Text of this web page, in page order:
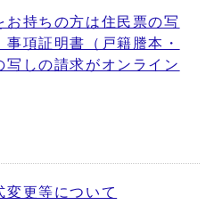
お持ちの方は住民票の写
項証明書（戸籍謄本・
しの請求がオンライン
変更等について